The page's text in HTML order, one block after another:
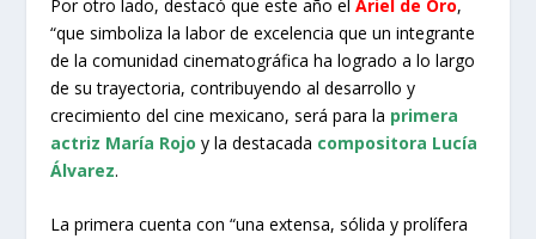
Por otro lado, destacó que este año elAriel de Oro,
“que simboliza la labor de excelencia que un integrante
de la comunidad cinematográfica ha logrado a lo largo
de su trayectoria, contribuyendo al desarrollo y
crecimiento del cine mexicano, será para la primera
actriz María Rojo y la destacada compositora Lucía
Álvarez.
La primera cuenta con “una extensa, sólida y prolífera